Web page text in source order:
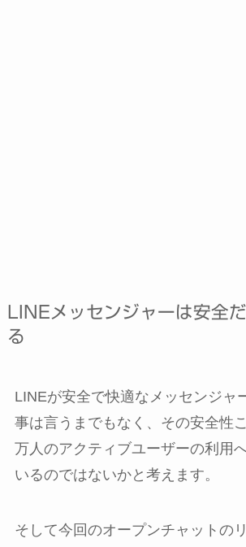
LINEメッセンジャーは安全
る
LINEが安全で快適なメッセンジャ
事は言うまでもなく、その安全性
万人のアクティブユーザーの利用
いるのではないかと考えます。
そして今回のオープンチャットの